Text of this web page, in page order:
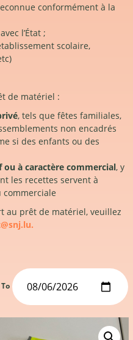
conformément à la
l’État ;
scolaire,
de matériel :
, tels que fêtes familiales,
non encadrés
si des enfants ou des
à caractère commercial, y
les recettes servent à
au prêt de matériel, veuillez
To